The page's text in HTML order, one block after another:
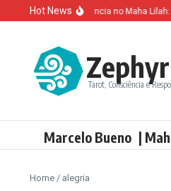
Ir para o conteúdo
Hot News
Altruísmo e ganância no Maha Lilah:
Tarot, Consciência e
Marcelo Bueno |
Home / alegria